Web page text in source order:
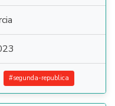
#segunda-republica